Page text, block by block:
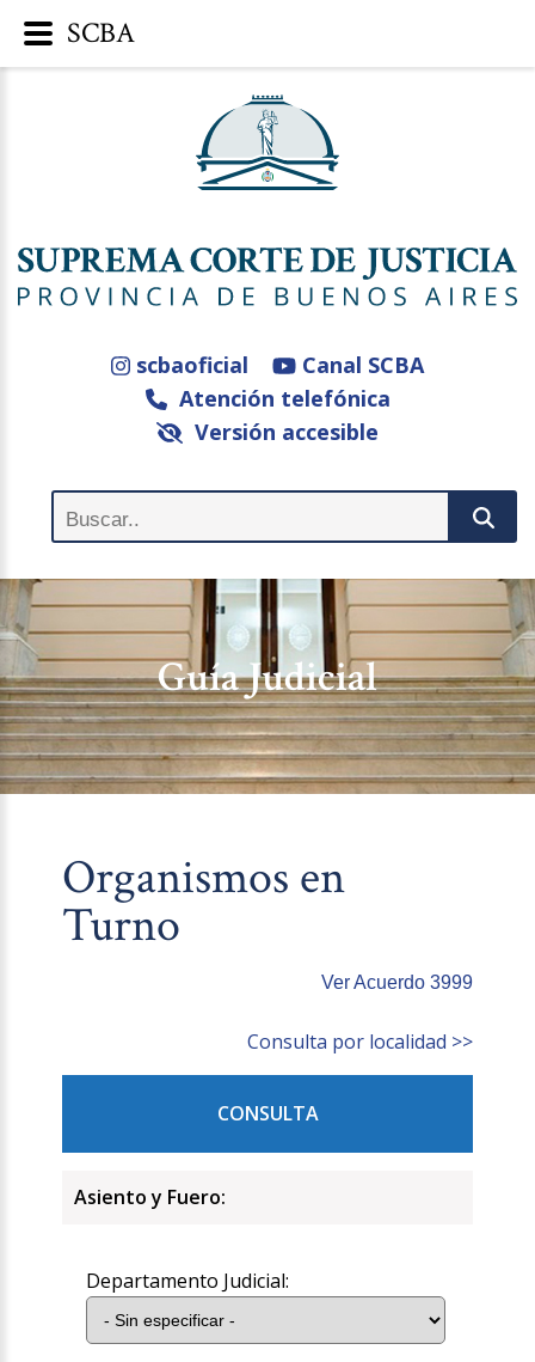
scbaoficial
Canal SCBA
Atención telefónica
Versión accesible
Guía Judicial
Organismos en
Turno
Ver Acuerdo 3999
Consulta por localidad >>
CONSULTA
Asiento y Fuero:
Departamento Judicial:
SCBA